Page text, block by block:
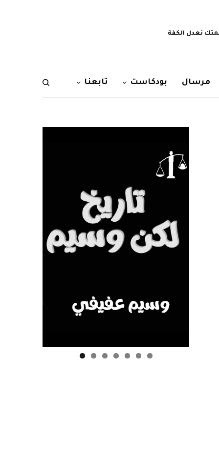
نعدل الكفة
مرسال بودكاست تابعنا